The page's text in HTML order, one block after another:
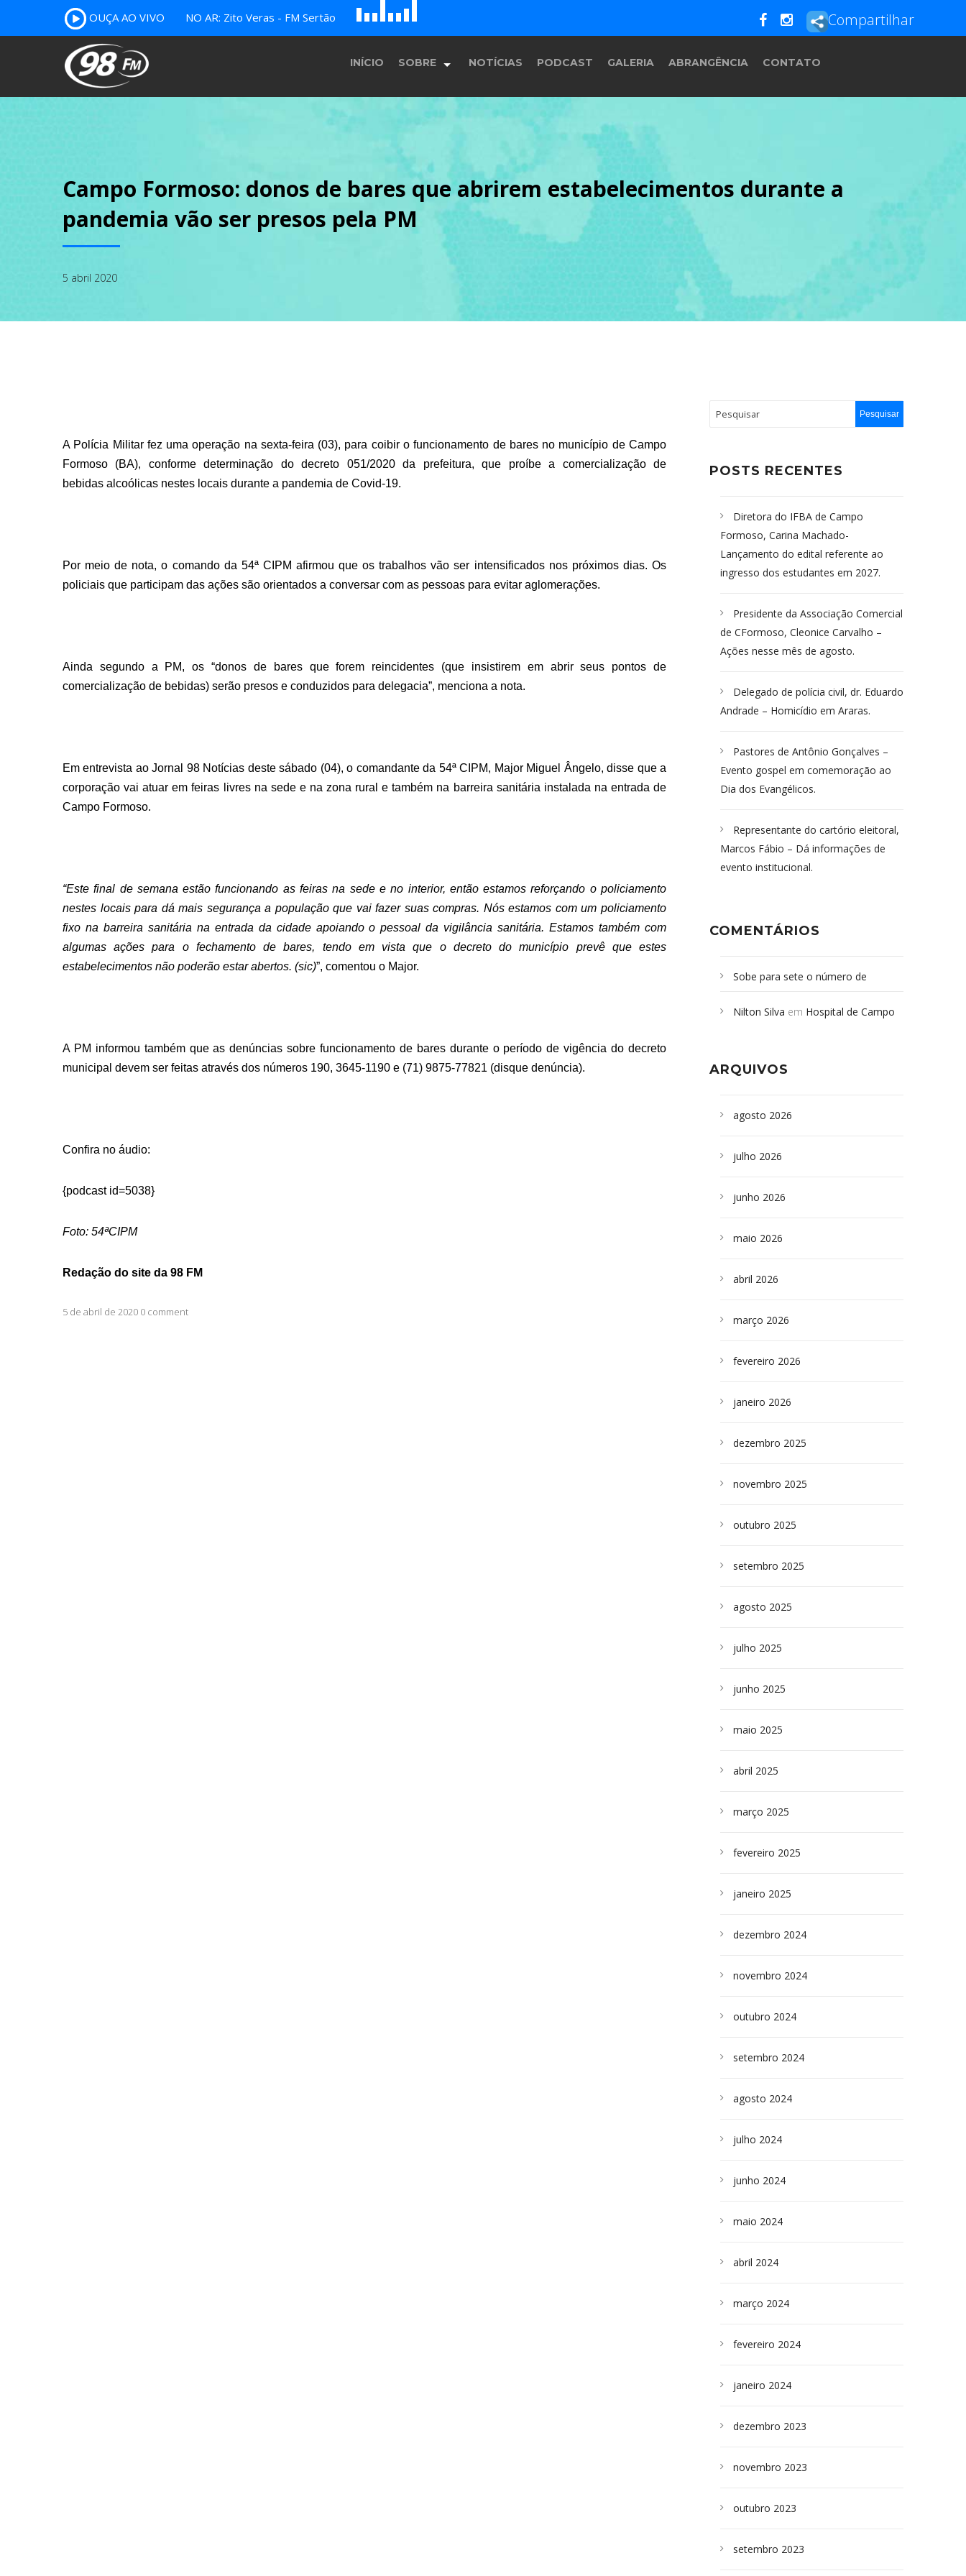
OUÇA AO VIVO NO AR: Zito Veras - FM Sertão B c
E F Compartilhar
INÍCIO SOBRE
História
Equipe
Programação
NOTÍCIAS PODCAST GALERIA ABRANGÊNCIA CONTATO
Campo Formoso: donos de bares que abrirem estabelecimentos durante a
pandemia vão ser presos pela PM
5 abril 2020
A Polícia Militar fez uma operação na sexta-feira (03), para coibir o funcionamento de bares no município de Campo
Formoso (BA), conforme determinação do decreto 051/2020 da prefeitura, que proíbe a comercialização de
bebidas alcoólicas nestes locais durante a pandemia de Covid-19.
Por meio de nota, o comando da 54ª CIPM afirmou que os trabalhos vão ser intensificados nos próximos dias. Os
policiais que participam das ações são orientados a conversar com as pessoas para evitar aglomerações.
Ainda segundo a PM, os “donos de bares que forem reincidentes (que insistirem em abrir seus pontos de
comercialização de bebidas) serão presos e conduzidos para delegacia”, menciona a nota.
Em entrevista ao Jornal 98 Notícias deste sábado (04), o comandante da 54ª CIPM, Major Miguel Ângelo, disse que a
corporação vai atuar em feiras livres na sede e na zona rural e também na barreira sanitária instalada na entrada de
Campo Formoso.
“Este final de semana estão funcionando as feiras na sede e no interior, então estamos reforçando o policiamento
nestes locais para dá mais segurança a população que vai fazer suas compras. Nós estamos com um policiamento
fixo na barreira sanitária na entrada da cidade apoiando o pessoal da vigilância sanitária. Estamos também com
algumas ações para o fechamento de bares, tendo em vista que o decreto do município prevê que estes
estabelecimentos não poderão estar abertos. (sic)”, comentou o Major.
A PM informou também que as denúncias sobre funcionamento de bares durante o período de vigência do decreto
municipal devem ser feitas através dos números 190, 3645-1190 e (71) 9875-77821 (disque denúncia).
Confira no áudio:
{podcast id=5038}
Foto: 54ªCIPM
Redação do site da 98 FM
5 de abril de 2020 0 comment
POSTS RECENTES
Diretora do IFBA de Campo
Formoso, Carina Machado-
Lançamento do edital referente ao
ingresso dos estudantes em 2027.
Presidente da Associação Comercial
de CFormoso, Cleonice Carvalho –
Ações nesse mês de agosto.
Delegado de polícia civil, dr. Eduardo
Andrade – Homicídio em Araras.
Pastores de Antônio Gonçalves –
Evento gospel em comemoração ao
Dia dos Evangélicos.
Representante do cartório eleitoral,
Marcos Fábio – Dá informações de
evento institucional.
COMENTÁRIOS
Sobe para sete o número de
desabamento em São Paulo - Revista
sepultados em SP
Nilton Silva em Hospital de Campo
ARQUIVOS
agosto 2026
julho 2026
junho 2026
maio 2026
abril 2026
março 2026
fevereiro 2026
janeiro 2026
dezembro 2025
novembro 2025
outubro 2025
setembro 2025
agosto 2025
julho 2025
junho 2025
maio 2025
abril 2025
março 2025
fevereiro 2025
janeiro 2025
dezembro 2024
novembro 2024
outubro 2024
setembro 2024
agosto 2024
julho 2024
junho 2024
maio 2024
abril 2024
março 2024
fevereiro 2024
janeiro 2024
dezembro 2023
novembro 2023
outubro 2023
setembro 2023